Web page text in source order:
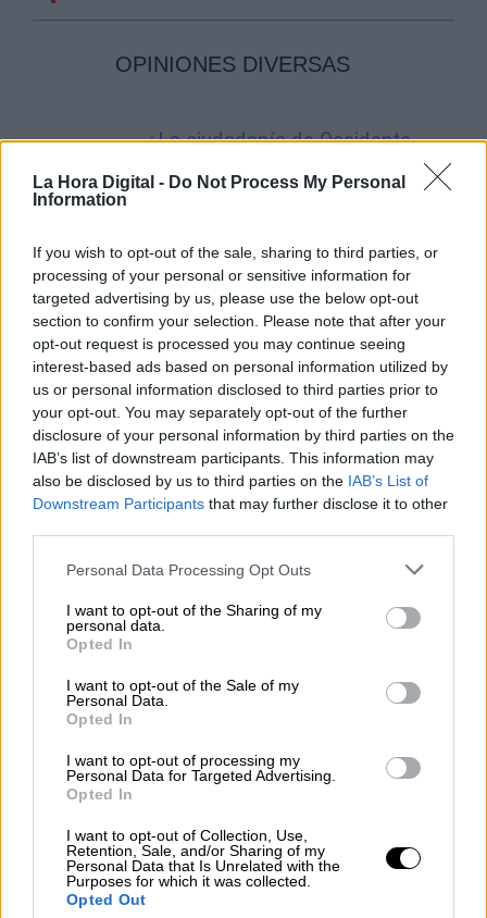
La Hora Digital - Do Not Process My Personal
Information
If you wish to opt-out of the sale, sharing to third parties, or
processing of your personal or sensitive information for
targeted advertising by us, please use the below opt-out
section to confirm your selection. Please note that after your
opt-out request is processed you may continue seeing
interest-based ads based on personal information utilized by
us or personal information disclosed to third parties prior to
your opt-out. You may separately opt-out of the further
disclosure of your personal information by third parties on the
IAB’s list of downstream participants. This information may
also be disclosed by us to third parties on the IAB’s List of
Downstream Participants that may further disclose it to other
Personal Data Processing Opt Outs
I want to opt-out of the Sharing of my
personal data.
Opted In
I want to opt-out of the Sale of my
Personal Data.
Opted In
I want to opt-out of processing my
Personal Data for Targeted Advertising.
Opted In
I want to opt-out of Collection, Use,
Retention, Sale, and/or Sharing of my
Personal Data that Is Unrelated with the
Purposes for which it was collected.
Opted Out
OPINIONES DIVERSAS
¿La ciudadanía de Occidente
una tercera guerra mundial?
Suelta y confía
Por María Comesaña
Votantes y votados
Por Juan Manuel Beltrán
El Conflicto de Oriente Medio:
Un Nuevo Orden Autoritario
en Construcción
Por Álvaro Frutos Rosado y Gabinete
Reconquista leonesa
Clara Campoamor: Mi sueño,
mi pesadilla
María Pérez Herrero
NOTICIAS MAS VISTAS